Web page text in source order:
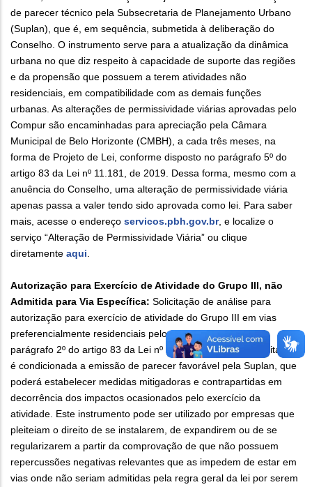
de parecer técnico pela Subsecretaria de Planejamento Urbano
(Suplan), que é, em sequência, submetida à deliberação do
Conselho. O instrumento serve para a atualização da dinâmica
urbana no que diz respeito à capacidade de suporte das regiões
e da propensão que possuem a terem atividades não
residenciais, em compatibilidade com as demais funções
urbanas. As alterações de permissividade viárias aprovadas pelo
Compur são encaminhadas para apreciação pela Câmara
Municipal de Belo Horizonte (CMBH), a cada três meses, na
forma de Projeto de Lei, conforme disposto no parágrafo 5º do
artigo 83 da Lei nº 11.181, de 2019. Dessa forma, mesmo com a
anuência do Conselho, uma alteração de permissividade viária
apenas passa a valer tendo sido aprovada como lei. Para saber
mais, acesse o endereço servicos.pbh.gov.br, e localize o
serviço “Alteração de Permissividade Viária” ou clique
diretamente aqui
Autorização para Exercício de Atividade do Grupo III, não
Admitida para Via Específica: Solicitação de análise para
autorização para exercício de atividade do Grupo III em vias
preferencialmente residenciais pelo Compur, prevista no
parágrafo 2º do artigo 83 da Lei nº 11.181, de 2019. A solicitação
é condicionada a emissão de parecer favorável pela Suplan, que
poderá estabelecer medidas mitigadoras e contrapartidas em
decorrência dos impactos ocasionados pelo exercício da
atividade. Este instrumento pode ser utilizado por empresas que
pleiteiam o direito de se instalarem, de expandirem ou de se
regularizarem a partir da comprovação de que não possuem
repercussões negativas relevantes que as impedem de estar em
vias onde não seriam admitidas pela regra geral da lei por serem